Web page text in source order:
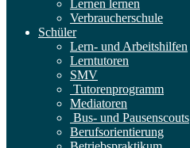
Lernen lernen
Verbraucherschule
Schüler
Lern- und Arbeitshilfen
Lerntutoren
SMV
Tutorenprogramm
Mediatoren
Bus- und Pausenscouts
Berufsorientierung